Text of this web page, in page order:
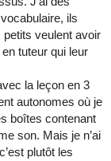
ils
veulent avoir
tuteur qui leur
la leçon en 3
autonomes où je
boîtes contenant
son. Mais je n’ai
plutôt les